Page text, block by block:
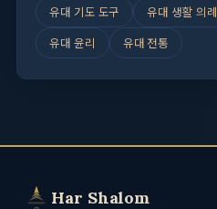
유대 기도 도구
유대 생활 의례
유대 윤리
유대 전통
Har Shalom